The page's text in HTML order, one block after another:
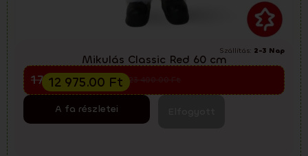
Szállítás: 2-3 Nap
Mikulás Classic Red 60 cm
Előkarácsonyi kiárusítás
23 400.00
17 300.00Ft
12 975.00 Ft
A fa részletei